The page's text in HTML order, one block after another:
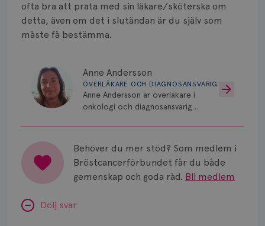
ofta bra att prata med sin läkare/sköterska om
detta, även om det i slutändan är du själv som
måste få bestämma.
Anne Andersson
ÖVERLÄKARE OCH DIAGNOSANSVARIG
Anne Andersson är överläkare i
onkologi och diagnosansvarig
Universitetssjukhus i Umeå.
Behöver du mer stöd? Som medlem i
Bröstcancerförbundet får du både
gemenskap och goda råd. Bli medlem
Dölj svar